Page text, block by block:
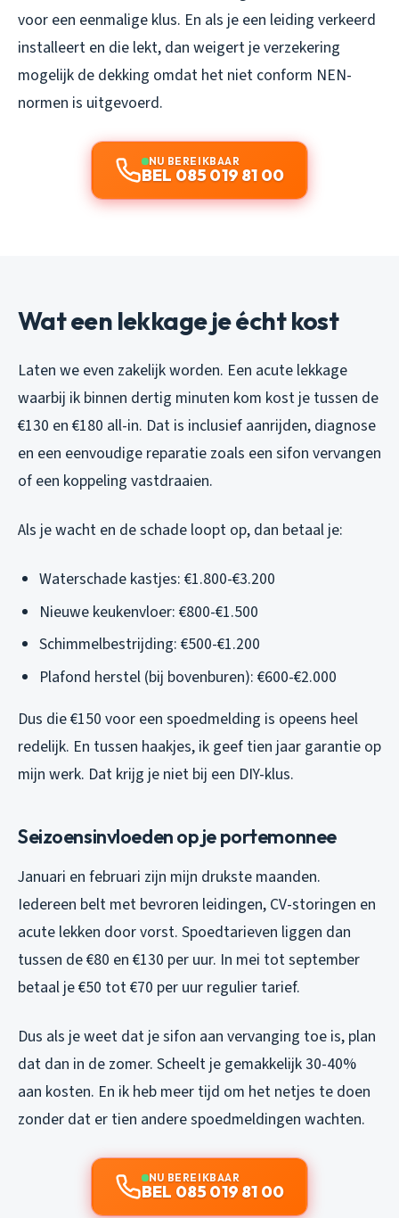
voor een eenmalige klus. En als je een leiding verkeerd
installeert en die lekt, dan weigert je verzekering
mogelijk de dekking omdat het niet conform NEN-
normen is uitgevoerd.
NU BEREIKBAAR
BEL 085 019 81 00
Wat een lekkage je écht kost
Laten we even zakelijk worden. Een acute lekkage
waarbij ik binnen dertig minuten kom kost je tussen de
€130 en €180 all-in. Dat is inclusief aanrijden, diagnose
en een eenvoudige reparatie zoals een sifon vervangen
of een koppeling vastdraaien.
Als je wacht en de schade loopt op, dan betaal je:
Waterschade kastjes: €1.800-€3.200
Nieuwe keukenvloer: €800-€1.500
Schimmelbestrijding: €500-€1.200
Plafond herstel (bij bovenburen): €600-€2.000
Dus die €150 voor een spoedmelding is opeens heel
redelijk. En tussen haakjes, ik geef tien jaar garantie op
mijn werk. Dat krijg je niet bij een DIY-klus.
Seizoensinvloeden op je portemonnee
Januari en februari zijn mijn drukste maanden.
Iedereen belt met bevroren leidingen, CV-storingen en
acute lekken door vorst. Spoedtarieven liggen dan
tussen de €80 en €130 per uur. In mei tot september
betaal je €50 tot €70 per uur regulier tarief.
Dus als je weet dat je sifon aan vervanging toe is, plan
dat dan in de zomer. Scheelt je gemakkelijk 30-40%
aan kosten. En ik heb meer tijd om het netjes te doen
zonder dat er tien andere spoedmeldingen wachten.
NU BEREIKBAAR
BEL 085 019 81 00